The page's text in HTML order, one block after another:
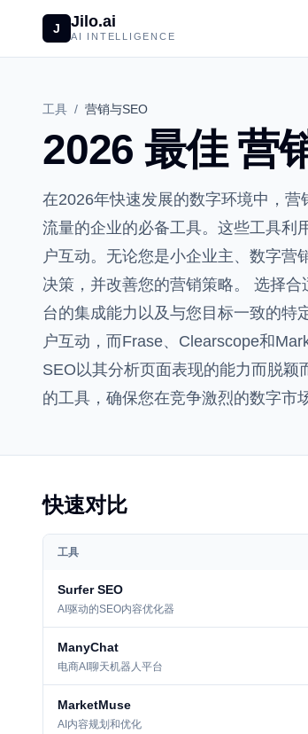
J Jilo.ai
AI INTELLIGENCE
工具 / 营销与SEO
2026 最佳 营
在2026年快速发展的数字环境中，
流量的企业的必备工具。这些工具利
户互动。无论您是小企业主、数字营
决策，并改善您的营销策略。 选择
台的集成能力以及与您目标一致的特
户互动，而Frase、Clearscope和
SEO以其分析页面表现的能力而脱
的工具，确保您在竞争激烈的数字市
快速对比
工具
Surfer SEO
AI驱动的SEO内容优化器
ManyChat
电商AI聊天机器人平台
MarketMuse
AI内容规划和优化